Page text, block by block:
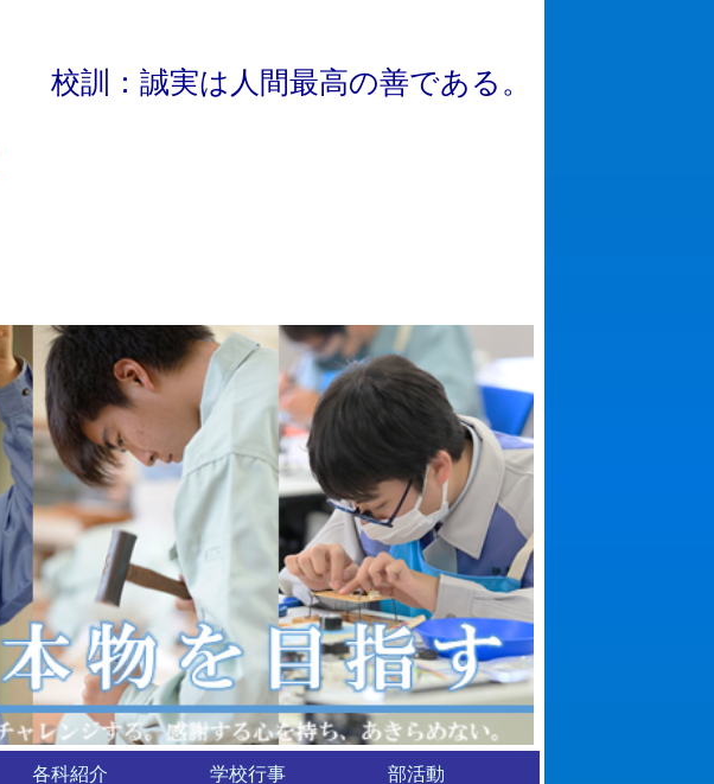
校訓 ： 誠実は 人 間最高の善であ る 。
各科紹介 学校行事
部活動